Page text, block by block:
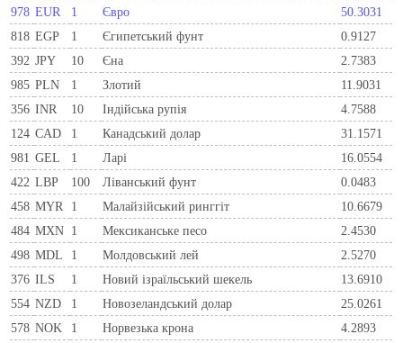
978 EUR 1 Євро
50.3031
818 EGP 1 Єгипетський фунт
0.9127
392 JPY 10 Єна
2.7383
985 PLN 1 Злотий
11.9031
356 INR 10 Індійська рупія
4.7588
124 CAD 1 Канадський долар
31.1571
981 GEL 1 Ларi
16.0554
422 LBP 100 Ліванський фунт
0.0483
458 MYR 1 Малайзійський ринггіт
10.6679
484 MXN 1 Мексиканське песо
2.4530
498 MDL 1 Молдовський лей
2.5270
376 ILS 1 Новий ізраїльський шекель
13.6910
554 NZD 1 Новозеландський долар
25.0261
578 NOK 1 Норвезька крона
4.2893